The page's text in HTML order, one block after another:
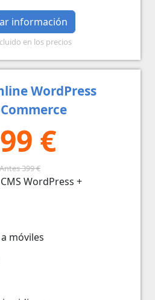
información
en los precios
WordPress
€
Antes 399 €
WordPress +
móviles